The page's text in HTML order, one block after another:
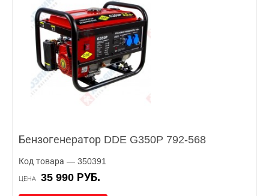
Бензогенератор DDE G350P 792-568
Код товара — 350391
ЦЕНА 35 990 РУБ.